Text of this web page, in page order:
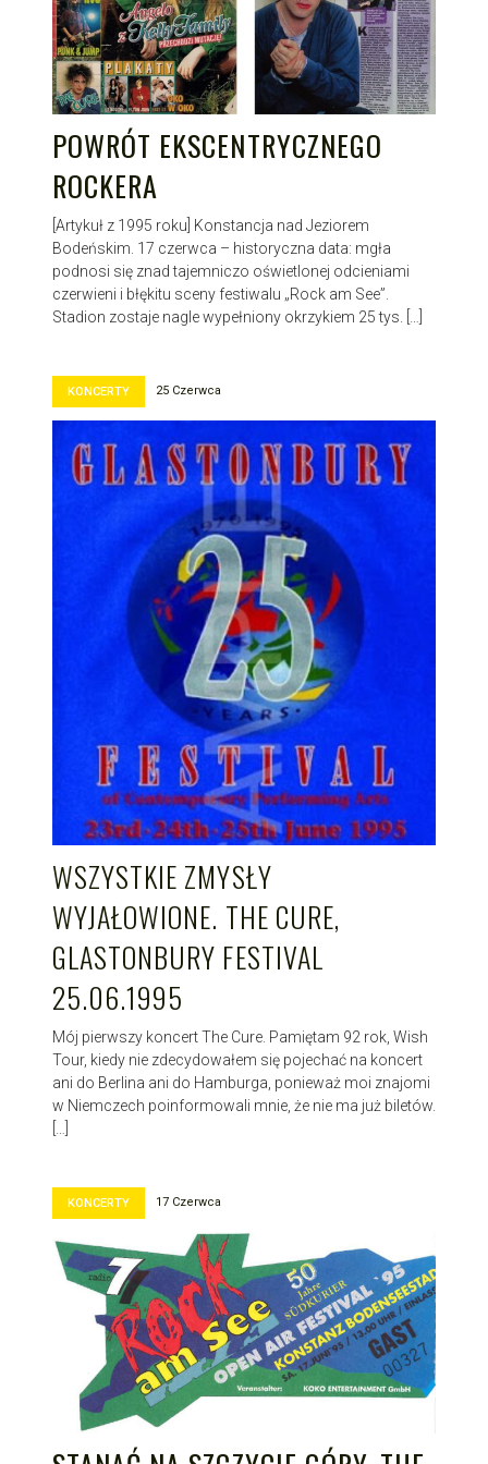
POWRÓT EKSCENTRYCZNEGO
ROCKERA
[Artykuł z 1995 roku] Konstancja nad Jeziorem
Bodeńskim. 17 czerwca – historyczna data: mgła
podnosi się znad tajemniczo oświetlonej odcieniami
czerwieni i błękitu sceny festiwalu „Rock am See”.
Stadion zostaje nagle wypełniony okrzykiem 25 tys. […]
KONCERTY 25 Czerwca
WSZYSTKIE ZMYSŁY
WYJAŁOWIONE. THE CURE,
GLASTONBURY FESTIVAL
25.06.1995
Mój pierwszy koncert The Cure. Pamiętam 92 rok, Wish
Tour, kiedy nie zdecydowałem się pojechać na koncert
ani do Berlina ani do Hamburga, ponieważ moi znajomi
w Niemczech poinformowali mnie, że nie ma już biletów.
KONCERTY 17 Czerwca